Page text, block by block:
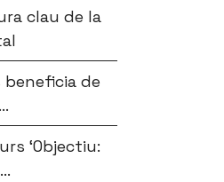
clau de la
beneficia de
‘Objectiu: